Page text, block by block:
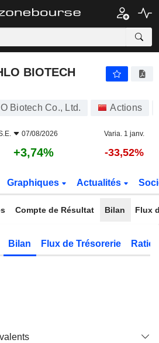
BIOTECH
Biotech Co., Ltd. Actions
07/08/2026 Varia. 1 janv.
+3,74% -33,52%
Graphiques Actualités
Compte de Résultat Bilan Flux
Bilan Flux de Trésorerie